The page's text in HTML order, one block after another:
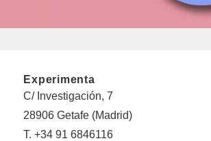
Experimenta
C/ Investigación, 7
28906 Getafe (Madrid)
T. +34 91 6846116